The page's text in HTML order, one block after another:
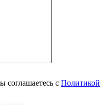
соглашаетесь с Политикой